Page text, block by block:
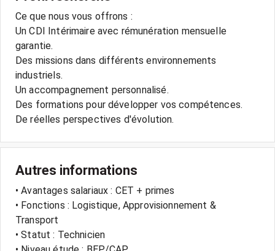
Ce que nous vous offrons :
Un CDI Intérimaire avec rémunération mensuelle
garantie.
Des missions dans différents environnements
industriels.
Un accompagnement personnalisé.
Des formations pour développer vos compétences.
De réelles perspectives d'évolution.
Autres informations
• Avantages salariaux : CET + primes
• Fonctions : Logistique, Approvisionnement &
Transport
• Statut : Technicien